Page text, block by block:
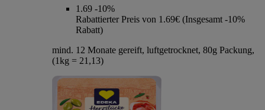
1.69 -10%
Rabattierter Preis von 1.69€ (Insgesamt -10%
Rabatt)
mind. 12 Monate gereift, luftgetrocknet, 80g Packung,
(1kg = 21,13)